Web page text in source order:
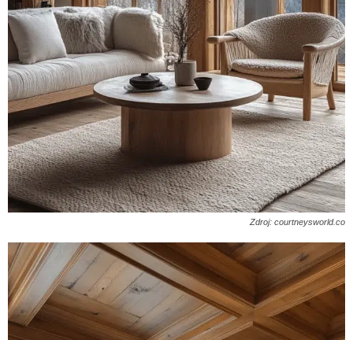
Zdroj: courtneysworld.co